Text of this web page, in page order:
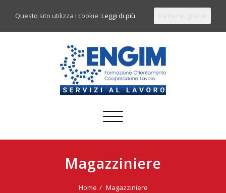
Commuta
Magazziniere
Home Magazziniere
Questo sito utilizza i cookie:Leggi di più.